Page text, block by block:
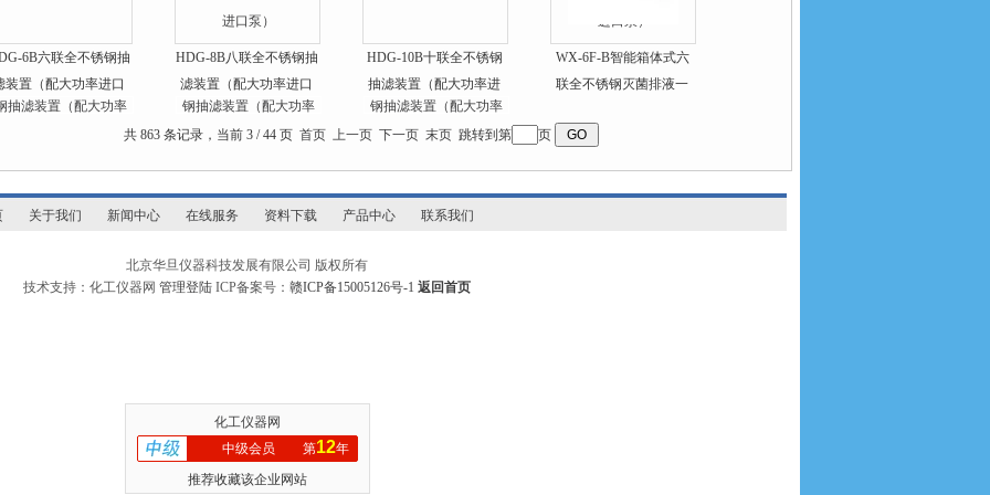
6B六联全不锈钢抽
装置（配大功率进口
泵）
HDG-8B八联全不锈钢抽
滤装置（配大功率进口
泵）
HDG-10B十联全不锈钢
抽滤装置（配大功率进
口泵）
WX-6F-B智能箱体式六
联全不锈钢灭菌排液一
共 863 条记录，当前 3 / 44 页 首页 上一页 下一页 末页 跳转到第 页
关于我们 新闻中心 在线服务 资料下载 产品中心 联系我们
北京华旦仪器科技发展有限公司 版权所有
技术支持：化工仪器网管理登陆 ICP备案号：赣ICP备15005126号-1 返回首页
化工仪器网
中级会员
第12年
推荐收藏该企业网站